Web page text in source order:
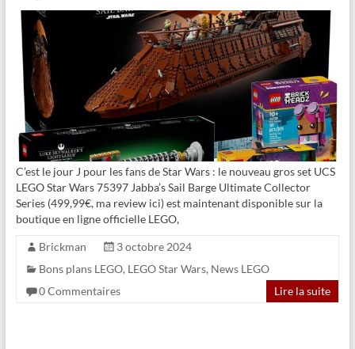
C’est le jour J pour les fans de Star Wars : le nouveau gros set UCS
LEGO Star Wars 75397 Jabba’s Sail Barge Ultimate Collector
Series (499,99€, ma review ici) est maintenant disponible sur la
boutique en ligne officielle LEGO,
Brickman
3 octobre 2024
Bons plans LEGO, LEGO Star Wars, News LEGO
0 Commentaires
Lire la suite